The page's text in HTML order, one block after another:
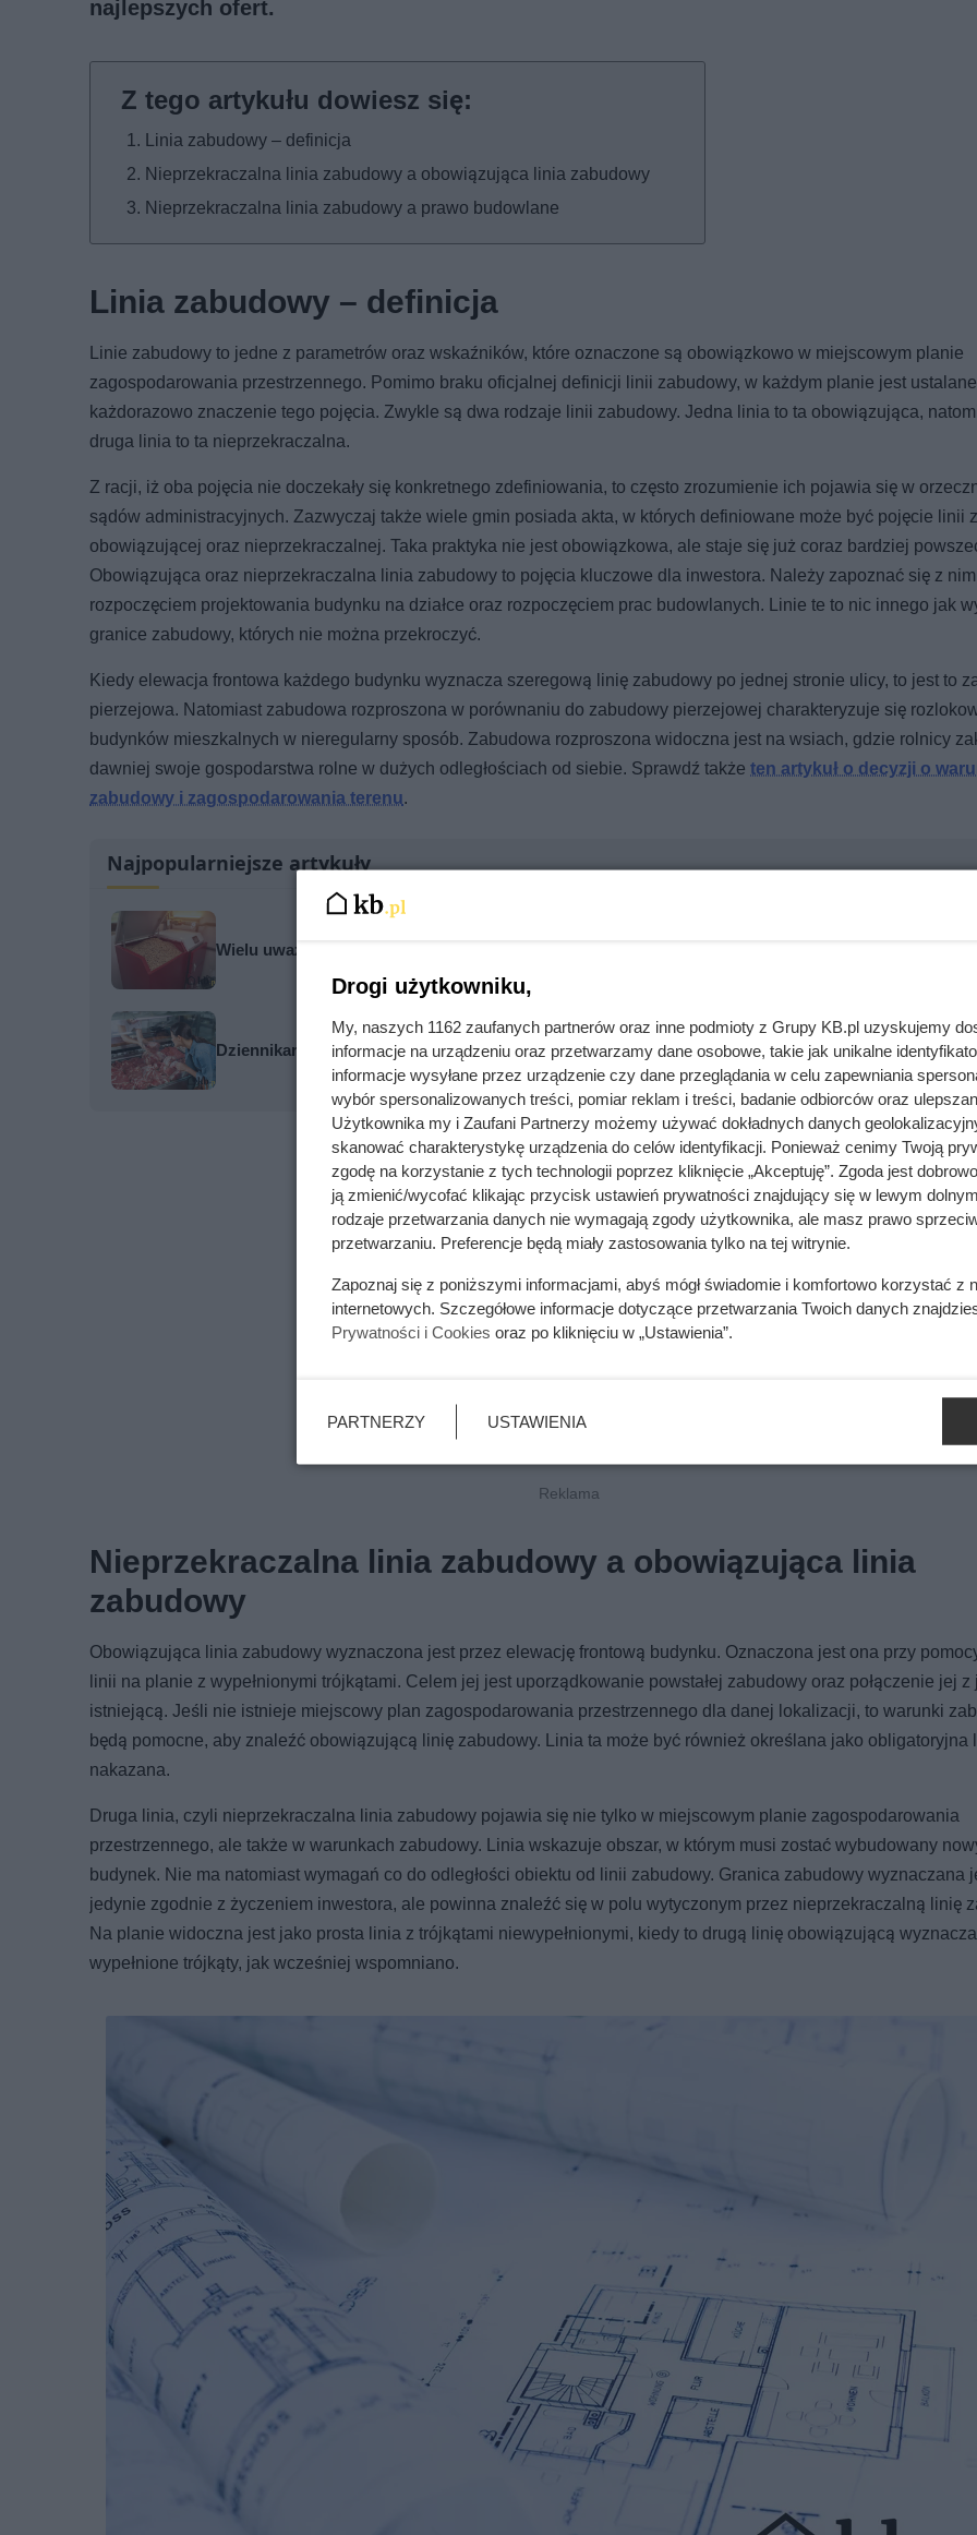
najlepszych ofert.
Linia zabudowy – definicja
Nieprzekraczalna linia zabudowy a obowiązująca linia zabudowy
Nieprzekraczalna linia zabudowy a prawo budowlane
Linia zabudowy – definicja
Linie zabudowy to jedne z parametrów oraz wskaźników, które oznaczone są obowiązkowo w miejscowym planie
zagospodarowania przestrzennego. Pomimo braku oficjalnej definicji linii zabudowy, w każdym planie jest ustalane
każdorazowo znaczenie tego pojęcia. Zwykle są dwa rodzaje linii zabudowy. Jedna linia to ta obowiązująca,
druga linia to ta nieprzekraczalna.
Z racji, iż oba pojęcia nie doczekały się konkretnego zdefiniowania, to często zrozumienie ich pojawia się w
sądów administracyjnych. Zazwyczaj także wiele gmin posiada akta, w których definiowane może być pojęcie linii
obowiązującej oraz nieprzekraczalnej. Taka praktyka nie jest obowiązkowa, ale staje się już coraz bardziej
Obowiązująca oraz nieprzekraczalna linia zabudowy to pojęcia kluczowe dla inwestora. Należy zapoznać się z
rozpoczęciem projektowania budynku na działce oraz rozpoczęciem prac budowlanych. Linie te to nic innego jak
granice zabudowy, których nie można przekroczyć.
Kiedy elewacja frontowa każdego budynku wyznacza szeregową linię zabudowy po jednej stronie ulicy, to jest to
pierzejowa. Natomiast zabudowa rozproszona w porównaniu do zabudowy pierzejowej charakteryzuje się
budynków mieszkalnych w nieregularny sposób. Zabudowa rozproszona widoczna jest na wsiach, gdzie rolnicy
dawniej swoje gospodarstwa rolne w dużych odległościach od siebie. Sprawdź także ten artykuł o decyzji o
zabudowy i zagospodarowania terenu.
Najpopularniejsze artykuły
Wielu uważa, że w domu energooszczędnym pellet nie ma sensu. To nie zawsze prawda
Dziennikarze ujawnili pochodzenie mięsa z Dino. Klienci zaskoczeni
Nieprzekraczalna linia zabudowy a obowiązująca linia
zabudowy
Obowiązująca linia zabudowy wyznaczona jest przez elewację frontową budynku. Oznaczona jest ona przy
linii na planie z wypełnionymi trójkątami. Celem jej jest uporządkowanie powstałej zabudowy oraz połączenie jej z
istniejącą. Jeśli nie istnieje miejscowy plan zagospodarowania przestrzennego dla danej lokalizacji, to warunki
będą pomocne, aby znaleźć obowiązującą linię zabudowy. Linia ta może być również określana jako obligatoryjna
nakazana.
Druga linia, czyli nieprzekraczalna linia zabudowy pojawia się nie tylko w miejscowym planie zagospodarowania
przestrzennego, ale także w warunkach zabudowy. Linia wskazuje obszar, w którym musi zostać wybudowany
budynek. Nie ma natomiast wymagań co do odległości obiektu od linii zabudowy. Granica zabudowy wyznaczana
jedynie zgodnie z życzeniem inwestora, ale powinna znaleźć się w polu wytyczonym przez nieprzekraczalną linię
Na planie widoczna jest jako prosta linia z trójkątami niewypełnionymi, kiedy to drugą linię obowiązującą
wypełnione trójkąty, jak wcześniej wspomniano.
Drogi użytkowniku,
My, naszych 1162 zaufanych partnerów oraz inne podmioty z Grupy KB.pl uzyskujemy
informacje na urządzeniu oraz przetwarzamy dane osobowe, takie jak unikalne
informacje wysyłane przez urządzenie czy dane przeglądania w celu zapewniania
wybór spersonalizowanych treści, pomiar reklam i treści, badanie odbiorców oraz
Użytkownika my i Zaufani Partnerzy możemy używać dokładnych danych
skanować charakterystykę urządzenia do celów identyfikacji. Ponieważ cenimy Twoją
zgodę na korzystanie z tych technologii poprzez kliknięcie „Akceptuję”. Zgoda jest
ją zmienić/wycofać klikając przycisk ustawień prywatności znajdujący się w lewym
rodzaje przetwarzania danych nie wymagają zgody użytkownika, ale masz prawo
przetwarzaniu. Preferencje będą miały zastosowania tylko na tej witrynie.
Zapoznaj się z poniższymi informacjami, abyś mógł świadomie i komfortowo korzystać z
internetowych. Szczegółowe informacje dotyczące przetwarzania Twoich danych
Prywatności i Cookies oraz po kliknięciu w „Ustawienia”.
PARTNERZY USTAWIENIA